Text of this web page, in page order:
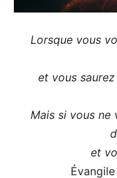
Lorsque vous
et vous
Mais si vous ne
et